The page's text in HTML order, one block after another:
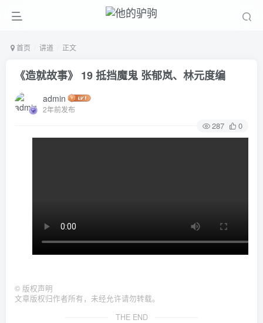
首页 讲道 正文
《造就故事》 19 抵挡魔鬼 张郁岚、林元度编
admin
2年前发布
287 0
© 版权声明
文章版权归作者所有，未经允许请勿转载。
THE END